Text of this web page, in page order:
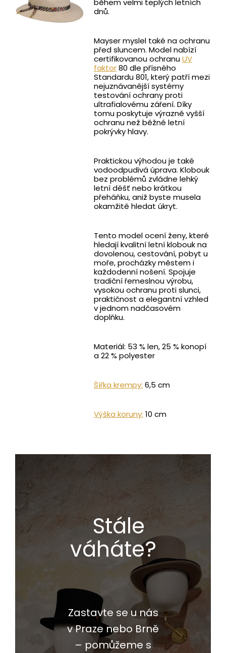
během velmi teplých letních
dnů.
Mayser myslel také na ochranu
před sluncem. Model nabízí
certifikovanou ochranuUV
faktor80 dle přísného
Standardu 801, který patří mezi
nejuznávanější systémy
testování ochrany proti
ultrafialovému záření. Díky
tomu poskytuje výrazně vyšší
ochranu než běžné letní
pokrývky hlavy.
Praktickou výhodou je také
vodoodpudivá úprava. Klobouk
bez problémů zvládne lehký
letní déšť nebo krátkou
přeháňku, aniž byste musela
okamžitě hledat úkryt.
Tento model ocení ženy, které
hledají kvalitní letní klobouk na
dovolenou, cestování, pobyt u
moře, procházky městem i
každodenní nošení. Spojuje
tradiční řemeslnou výrobu,
vysokou ochranu proti slunci,
praktičnost a elegantní vzhled
v jednom nadčasovém
doplňku.
Materiál: 53 % len, 25 % konopí
a 22 % polyester
Šířka krempy: 6,5 cm
Výška koruny: 10 cm
Stále
váháte?
Zastavte se u nás
v Praze nebo Brně
– pomůžeme s